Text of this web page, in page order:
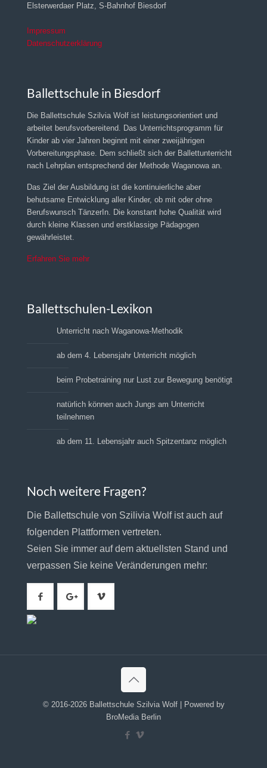
Elsterwerdaer Platz, S-Bahnhof Biesdorf
Impressum
Datenschutzerklärung
Ballettschule in Biesdorf
Die Ballettschule Szilvia Wolf ist leistungsorientiert und
arbeitet berufsvorbereitend. Das Unterrichtsprogramm für
Kinder ab vier Jahren beginnt mit einer zweijährigen
Vorbereitungsphase. Dem schließt sich der Ballettunterricht
nach Lehrplan entsprechend der Methode Waganowa an.
Das Ziel der Ausbildung ist die kontinuierliche aber
behutsame Entwicklung aller Kinder, ob mit oder ohne
Berufswunsch TänzerIn. Die konstant hohe Qualität wird
durch kleine Klassen und erstklassige Pädagogen
gewährleistet.
Erfahren Sie mehr
Ballettschulen-Lexikon
Unterricht nach Waganowa-Methodik
ab dem 4. Lebensjahr Unterricht möglich
beim Probetraining nur Lust zur Bewegung benötigt
natürlich können auch Jungs am Unterricht
teilnehmen
ab dem 11. Lebensjahr auch Spitzentanz möglich
Noch weitere Fragen?
Die Ballettschule von Szilivia Wolf ist auch auf
folgenden Plattformen vertreten.
Seien Sie immer auf dem aktuellsten Stand und
verpassen Sie keine Veränderungen mehr:
© 2016-2026 Ballettschule Szilvia Wolf | Powered by
BroMedia Berlin